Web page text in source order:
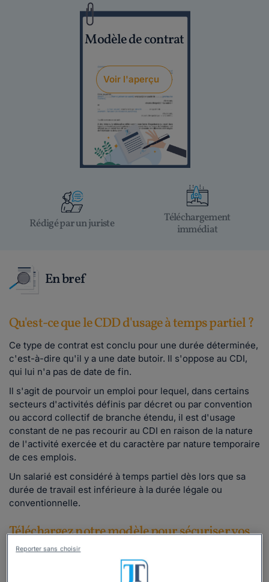
Modèle de contrat
Voir l'aperçu
Rédigé par un juriste
Téléchargement
immédiat
En bref
Qu'est-ce que le CDD d'usage à temps partiel ?
Ce type de contrat est conclu pour une durée déterminée,
c'est-à-dire qu'il y a une date butoir. Il s'oppose au CDI,
qui lui n'a pas de date de fin.
Il s'agit de pourvoir un emploi pour lequel, dans certains
secteurs d'activités définis par décret ou par convention
ou accord collectif de branche étendu, il est d'usage
constant de ne pas recourir au CDI en raison de la nature
de l'activité exercée et du caractère par nature temporaire
de ces emplois.
Un salarié est considéré à temps partiel dès lors que sa
durée de travail est inférieure à la durée légale ou
conventionnelle.
Téléchargez notre modèle pour sécuriser vos
embauches temporaires
Notre modèle présente plusieurs avantages :
Reporter sans choisir